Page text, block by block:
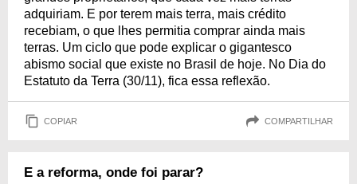
adquiriam. E por terem mais terra, mais crédito
recebiam, o que lhes permitia comprar ainda mais
terras. Um ciclo que pode explicar o gigantesco
abismo social que existe no Brasil de hoje. No Dia do
Estatuto da Terra (30/11), fica essa reflexão.
COPIAR COMPARTILHAR
E a reforma, onde foi parar?